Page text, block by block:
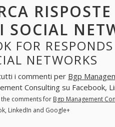
SOCIAL
FOR
NETWORKS
i commenti per Bgp
Consulting su Facebook,
the comments for Bgp Management
LinkedIn and Google+